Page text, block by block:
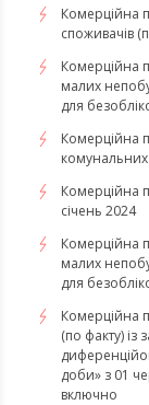
Комерційна
споживачів
Комерційна
малих
для
Комерційна
комунальних
Комерційна
січень 2024
Комерційна
малих
для
Комерційна
(по факту) із
доби» з 01
включно